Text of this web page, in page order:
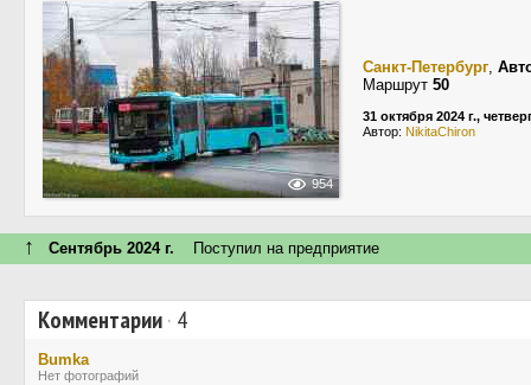
954
Санкт-Петербург,
Маршрут 50
31 октября 2024 г.,
Автор: NikitaChiron
↑ Сентябрь 2024 г. Поступил на предприятие
Комментарии· 4
Bumka
Нет фотографий